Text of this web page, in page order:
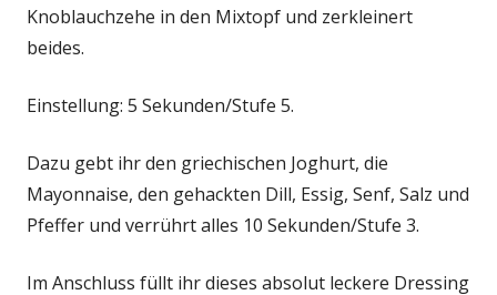
Knoblauchzehe in den Mixtopf und zerkleinert
beides.
Einstellung: 5 Sekunden/Stufe 5.
Dazu gebt ihr den griechischen Joghurt, die
Mayonnaise, den gehackten Dill, Essig, Senf, Salz und
Pfeffer und verrührt alles 10 Sekunden/Stufe 3.
Im Anschluss füllt ihr dieses absolut leckere Dressing